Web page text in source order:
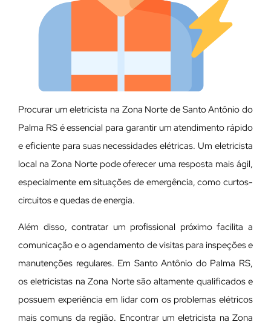
Procurar um eletricista na Zona Norte de Santo Antônio do
Palma RS é essencial para garantir um atendimento rápido
e eficiente para suas necessidades elétricas. Um eletricista
local na Zona Norte pode oferecer uma resposta mais ágil,
especialmente em situações de emergência, como curtos-
circuitos e quedas de energia.
Além disso, contratar um profissional próximo facilita a
comunicação e o agendamento de visitas para inspeções e
manutenções regulares. Em Santo Antônio do Palma RS,
os eletricistas na Zona Norte são altamente qualificados e
possuem experiência em lidar com os problemas elétricos
mais comuns da região. Encontrar um eletricista na Zona